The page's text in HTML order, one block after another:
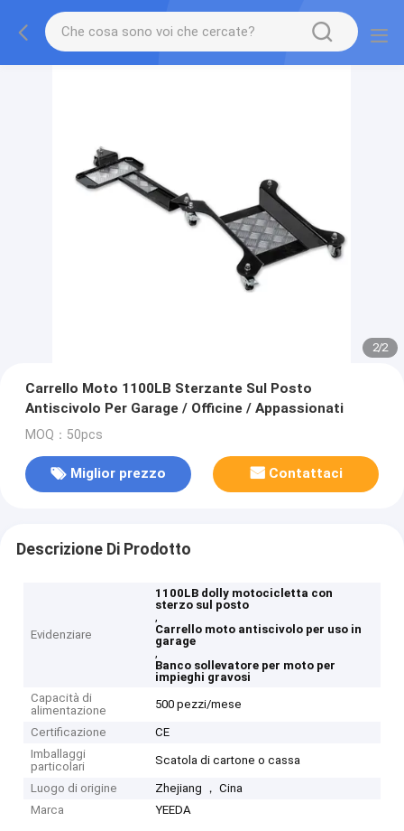
2/2
Carrello Moto 1100LB Sterzante Sul Posto
Antiscivolo Per Garage / Officine / Appassionati
MOQ：50pcs
Miglior prezzo Contattaci
Descrizione Di Prodotto
Evidenziare
1100LB dolly motocicletta con
sterzo sul posto
,
Carrello moto antiscivolo per uso in
garage
,
Banco sollevatore per moto per
impieghi gravosi
Capacità di
alimentazione
500 pezzi/mese
Certificazione
CE
Imballaggi
particolari
Scatola di cartone o cassa
Luogo di origine
Zhejiang ， Cina
Marca
YEEDA